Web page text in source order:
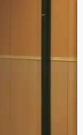
在梁莹爸爸
来北京旅游，路过
步门口，很坚决的
正的走进北大
概念，或许那也只是
的围墙深深的印在
，深深的吸引着梁
势的一
闹，对于吃喝玩乐
定形象，同学们无
"我是两面的，亦动